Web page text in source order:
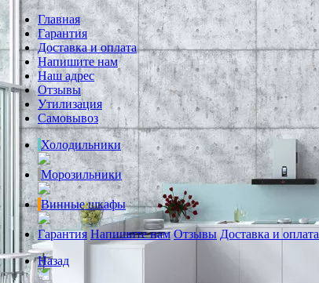
Главная
Гарантия
Доставка и оплата
Напишите нам
Наш адрес
Отзывы
Утилизация
Самовывоз
Холодильники
Морозильники
Винные шкафы
Гарантия Напишите нам Отзывы Доставка и оплата
Назад